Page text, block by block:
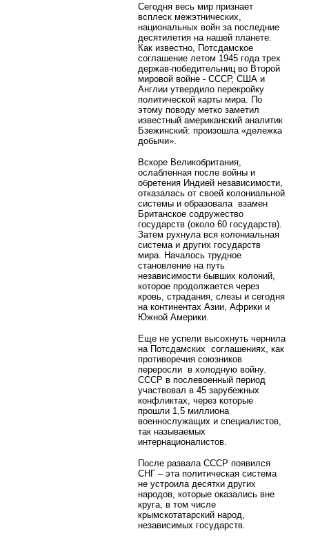
Сегодня весь мир признает
всплеск межэтнических,
национальных войн за последние
десятилетия на нашей планете.
Как известно, Потсдамское
соглашение летом 1945 года трех
держав-победительниц во Второй
мировой войне - СССР, США и
Англии утвердило перекройку
политической карты мира. По
этому поводу метко заметил
известный американский аналитик
Бзежинский: произошла «дележка
добычи».
Вскоре Великобритания,
ослабленная после войны и
обретения Индией независимости,
отказалась от своей колониальной
системы и образовала взамен
Британское содружество
государств (около 60 государств).
Затем рухнула вся колониальная
система и других государств
мира. Началось трудное
становление на путь
независимости бывших колоний,
которое продолжается через
кровь, страдания, слезы и сегодня
на континентах Азии, Африки и
Южной Америки.
Еще не успели высохнуть чернила
на Потсдамских соглашениях, как
противоречия союзников
переросли в холодную войну.
СССР в послевоенный период
участвовал в 45 зарубежных
конфликтах, через которые
прошли 1,5 миллиона
военнослужащих и специалистов,
так называемых
интернационалистов.
После развала СССР появился
СНГ – эта политическая система
не устроила десятки других
народов, которые оказались вне
круга, в том числе
крымскотатарский народ,
независимых государств.